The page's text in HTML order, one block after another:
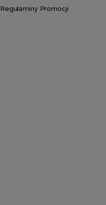
Regulaminy Promocji